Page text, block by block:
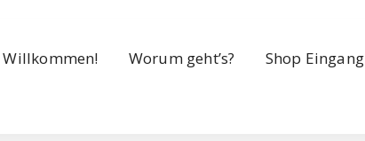
Willkommen! Worum geht’s? Shop Eingang